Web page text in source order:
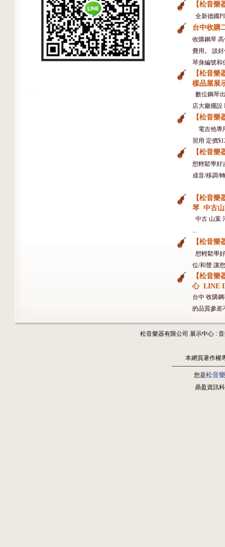
【松音
全新德國
台中收購
收購鋼琴
費用。 談
琴身編號和
【松音
樣品屋展
數位鋼琴
店大廳擺設
【松音樂
電吉他專
習用 定價
【松音
想輕鬆學好
成音/移調/
【松音
琴 中古山
中古 山葉
...
【松音
想輕鬆學
位/和聲 讓
【松音
心 LINE
台中 收購
的品質參差
松音樂器有限公司 展示中心 :
本網頁著作權
您是松音
鼎盈資訊